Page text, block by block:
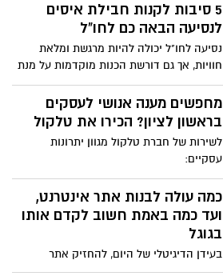
ולמה כדאי להזמין מדביר מוסמך לביצוע
ההדברה?
5 סיבות לקנות חבילת איסים
לנסיעה הבאה כם לחו"ל
נסיעה לחו"ל יכולה להיות מרגשת ומלאת
חוויות, אך גם דורשת הכנות מוקדמות על מנת
להבטיח שהכל יתנהל חלק. אחד ההיבטים
החשובים ביותר הוא החיבור לאינטרנט
ותקשורת סלולרית. אם אתם מתלבטים האם
לקנות חבילת איסים לנסיעה הבאה שלכם,
הנה 5 סיבות משכנעות מדוע לפעול כך.
מחפשים מענה אנושי לעסקים
בראשון לציון? הכירו את טלקול
לשירות של חברת טלקול מגוון יתרונות
עסקיים:
כמה עולה לבנות אתר אינטרנט,
ועד כמה באמת חשוב לקדם אותו
בגוגל
בעידן הדיגיטלי של היום, להחזיק אתר
אינטרנט זה כבר לא מותרות אלא הכרח לכל